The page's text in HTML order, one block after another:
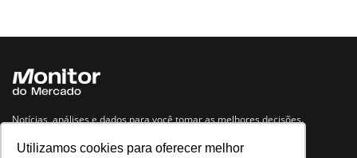
Utilizamos cookies para oferecer melhor
Notícias, análises e dados para você tomar as melhores decisões.
Navegue no site